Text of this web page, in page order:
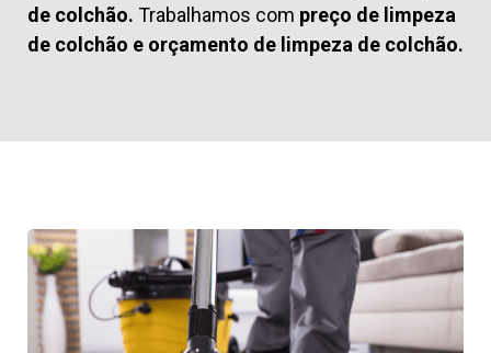
de colchão. Trabalhamos com preço de limpeza
de colchão e orçamento de limpeza de colchão.